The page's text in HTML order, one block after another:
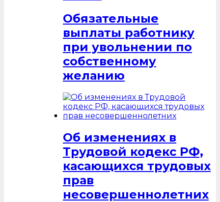
Обязательные
выплаты работнику
при увольнении по
собственному
желанию
Об изменениях в
Трудовой кодекс РФ,
касающихся трудовых
прав
несовершеннолетних